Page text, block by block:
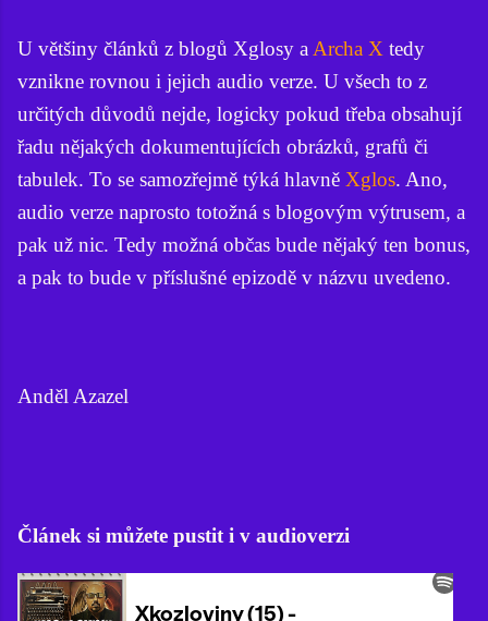
U většiny článků z blogů Xglosy a Archa X tedy
vznikne rovnou i jejich audio verze. U všech to z
určitých důvodů nejde, logicky pokud třeba obsahují
řadu nějakých dokumentujících obrázků, grafů či
tabulek. To se samozřejmě týká hlavně Xglos. Ano,
audio verze naprosto totožná s blogovým výtrusem, a
pak už nic. Tedy možná občas bude nějaký ten bonus,
a pak to bude v příslušné epizodě v názvu uvedeno.
Anděl Azazel
Článek si můžete pustit i v audioverzi